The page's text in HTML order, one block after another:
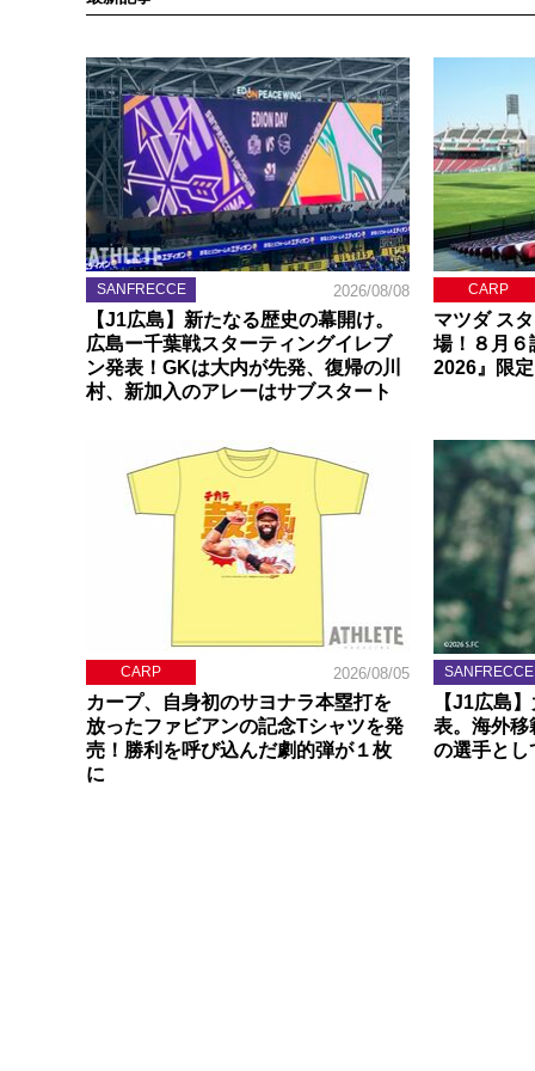
SANFRECCE 2026/08/08
【J1広島】新たなる歴史の幕開け。
広島ー千葉戦スターティングイレブ
ン発表！GKは大内が先発、復帰の川
村、新加入のアレーはサブスタート
CARP
マツダ ス
場！８月６
2026』限
CARP 2026/08/05
カープ、自身初のサヨナラ本塁打を
放ったファビアンの記念Tシャツを発
売！勝利を呼び込んだ劇的弾が１枚
に
SANFRECCE
【J1広島
表。海外移
の選手とし